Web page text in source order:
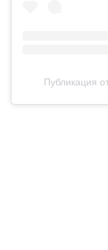
Публикация